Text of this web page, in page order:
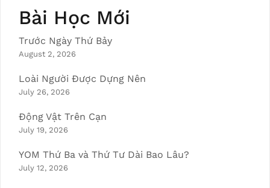
Bài Học Mới
Trước Ngày Thứ Bảy
August 2, 2026
Loài Người Được Dựng Nên
July 26, 2026
Động Vật Trên Cạn
July 19, 2026
YOM Thứ Ba và Thứ Tư Dài Bao Lâu?
July 12, 2026